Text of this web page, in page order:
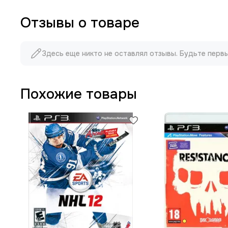
Отзывы о товаре
Здесь еще никто не оставлял отзывы. Будьте
Похожие товары